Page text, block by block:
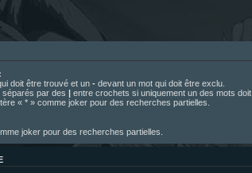
doit être trouvé et un - devant un mot qui doit être exclu.
par des | entre crochets si uniquement un des mots doit
« * » comme joker pour des recherches partielles.
joker pour des recherches partielles.